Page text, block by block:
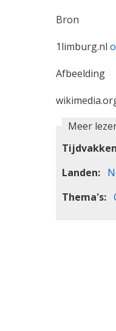
Bron
1limburg.nl
Afbeelding
Meer
Tijdvakken
Landen
Thema's